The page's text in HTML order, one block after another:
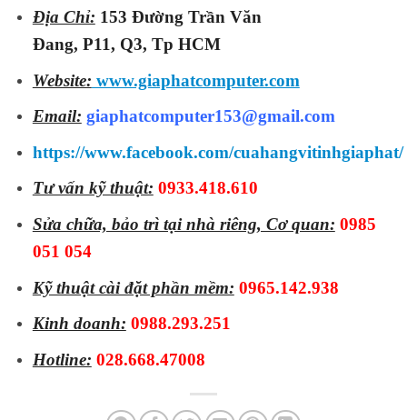
Địa Chỉ: 153 Đường Trần Văn
Đang, P11, Q3, Tp HCM
Website: www.giaphatcomputer.com
Email: giaphatcomputer153@gmail.com
https://www.facebook.com/cuahangvitinhgiaphat/
Tư vấn kỹ thuật: 0933.418.610
Sửa chữa, bảo trì tại nhà riêng, Cơ quan: 0985
051 054
Kỹ thuật cài đặt phần mềm: 0965.142.938
Kinh doanh: 0988.293.251
Hotline: 028.668.47008